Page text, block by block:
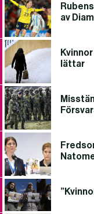
av
lättar